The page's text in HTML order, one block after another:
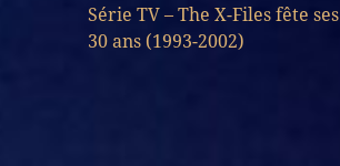
Série TV – The X-Files fête ses
30 ans (1993-2002)